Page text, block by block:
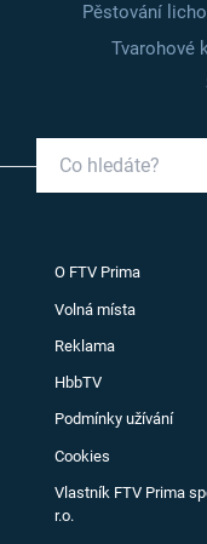
Pěstování
Tvarohové
O FTV Prima
Volná místa
Reklama
HbbTV
Podmínky užívání
Cookies
Vlastník FTV Prima
r.o.